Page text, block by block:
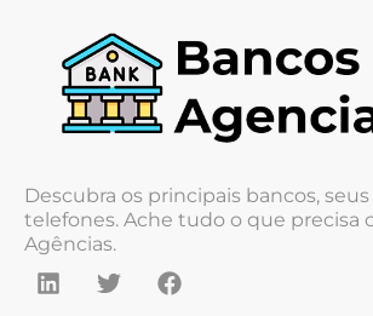
Descubra os principais bancos,
telefones. Ache tudo o que precisa
Agências.